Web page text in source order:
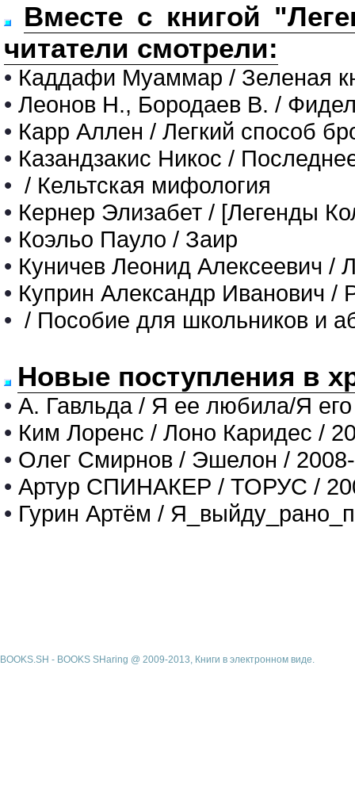
Вместе с книгой
читатели смотрели:
• Каддафи Муаммар / Зеленая
• Леонов Н., Бородаев В. /
• Карр Аллен / Легкий способ
• Казандзакис Никос /
• / Кельтская мифология
• Кернер Элизабет / [Легенды
• Коэльо Пауло / Заир
• Куничев Леонид Алексеевич /
• Куприн Александр Иванович /
• / Пособие для школьников и
Новые поступления в
• А. Гавльда / Я ее любила/Я
• Ким Лоренс / Лоно Каридес /
• Олег Смирнов / Эшелон /
• Артур СПИНАКЕР / ТОРУС /
• Гурин Артём /
BOOKS.SH - BOOKS SHaring @ 2009-2013, Книги в электронном виде.